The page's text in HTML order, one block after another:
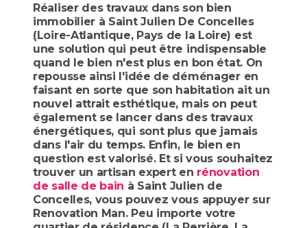
Réaliser des travaux dans son bien
immobilier à Saint Julien De Concelles
(Loire-Atlantique, Pays de la Loire) est
une solution qui peut être indispensable
quand le bien n'est plus en bon état. On
repousse ainsi l'idée de déménager en
faisant en sorte que son habitation ait un
nouvel attrait esthétique, mais on peut
également se lancer dans des travaux
énergétiques, qui sont plus que jamais
dans l'air du temps. Enfin, le bien en
question est valorisé. Et si vous souhaitez
trouver un artisan expert en rénovation
de salle de bain à Saint Julien de
Concelles, vous pouvez vous appuyer sur
Renovation Man. Peu importe votre